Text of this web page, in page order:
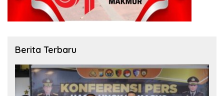
Berita Terbaru